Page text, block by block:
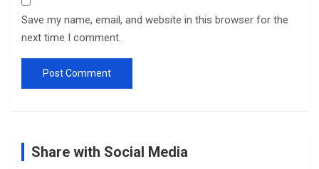
Save my name, email, and website in this browser for the
next time I comment.
Share with Social Media